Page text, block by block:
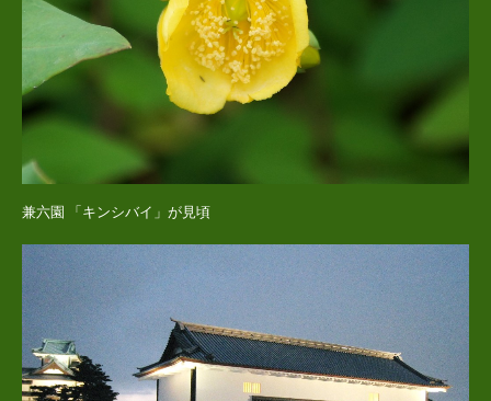
兼六園 「キンシバイ」が見頃